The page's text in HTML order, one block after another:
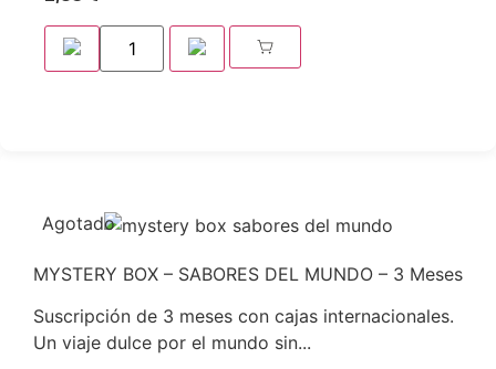
Agotado
MYSTERY BOX – SABORES DEL MUNDO – 3 Meses
Suscripción de 3 meses con cajas internacionales.
Un viaje dulce por el mundo sin...